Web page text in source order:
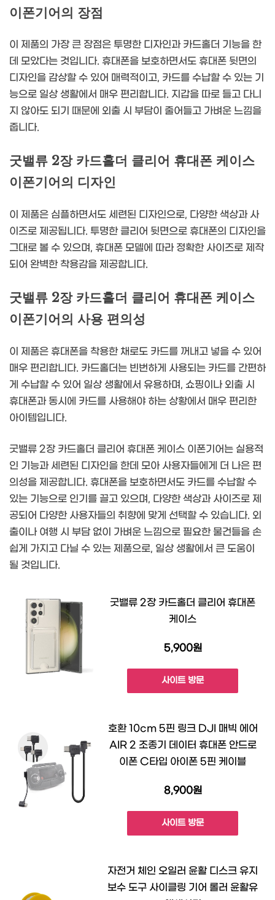
이폰기어의 장점
이 제품의 가장 큰 장점은 투명한 디자인과 카드홀더 기능을 한
데 모았다는 것입니다. 휴대폰을 보호하면서도 휴대폰 뒷면의
디자인을 감상할 수 있어 매력적이고, 카드를 수납할 수 있는 기
능으로 일상 생활에서 매우 편리합니다. 지갑을 따로 들고 다니
지 않아도 되기 때문에 외출 시 부담이 줄어들고 가벼운 느낌을
줍니다.
굿밸류 2장 카드홀더 클리어 휴대폰 케이스
이폰기어의 디자인
이 제품은 심플하면서도 세련된 디자인으로, 다양한 색상과 사
이즈로 제공됩니다. 투명한 클리어 뒷면으로 휴대폰의 디자인을
그대로 볼 수 있으며, 휴대폰 모델에 따라 정확한 사이즈로 제작
되어 완벽한 착용감을 제공합니다.
굿밸류 2장 카드홀더 클리어 휴대폰 케이스
이폰기어의 사용 편의성
이 제품은 휴대폰을 착용한 채로도 카드를 꺼내고 넣을 수 있어
매우 편리합니다. 카드홀더는 빈번하게 사용되는 카드를 간편하
게 수납할 수 있어 일상 생활에서 유용하며, 쇼핑이나 외출 시
휴대폰과 동시에 카드를 사용해야 하는 상황에서 매우 편리한
아이템입니다.
굿밸류 2장 카드홀더 클리어 휴대폰 케이스 이폰기어는 실용적
인 기능과 세련된 디자인을 한데 모아 사용자들에게 더 나은 편
의성을 제공합니다. 휴대폰을 보호하면서도 카드를 수납할 수
있는 기능으로 인기를 끌고 있으며, 다양한 색상과 사이즈로 제
공되어 다양한 사용자들의 취향에 맞게 선택할 수 있습니다. 외
출이나 여행 시 부담 없이 가벼운 느낌으로 필요한 물건들을 손
쉽게 가지고 다닐 수 있는 제품으로, 일상 생활에서 큰 도움이
될 것입니다.
굿밸류 2장 카드홀더 클리어 휴대폰
케이스
5,900원
사이트 방문
호환 10cm 5핀 링크 DJI 매빅 에어
AIR 2 조종기 데이터 휴대폰 안드로
이폰 C타입 아이폰 5핀 케이블
8,900원
사이트 방문
자전거 체인 오일러 윤활 디스크 유지
보수 도구 사이클링 기어 롤러 윤활유